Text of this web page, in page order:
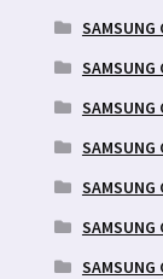
SAMSUNG
SAMSUNG
SAMSUNG
SAMSUNG
SAMSUNG
SAMSUNG
SAMSUNG